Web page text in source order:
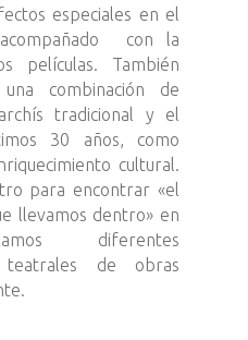
especiales en el
con la
películas. También
combinación de
tradicional y el
30 años, como
cultural.
para encontrar «el
llevamos dentro» en
diferentes
teatrales de obras